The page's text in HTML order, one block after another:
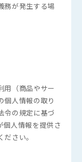
務が発生する場
用（商品やサー
個人情報の取り
令の規定に基づ
個人情報を提供さ
さい。